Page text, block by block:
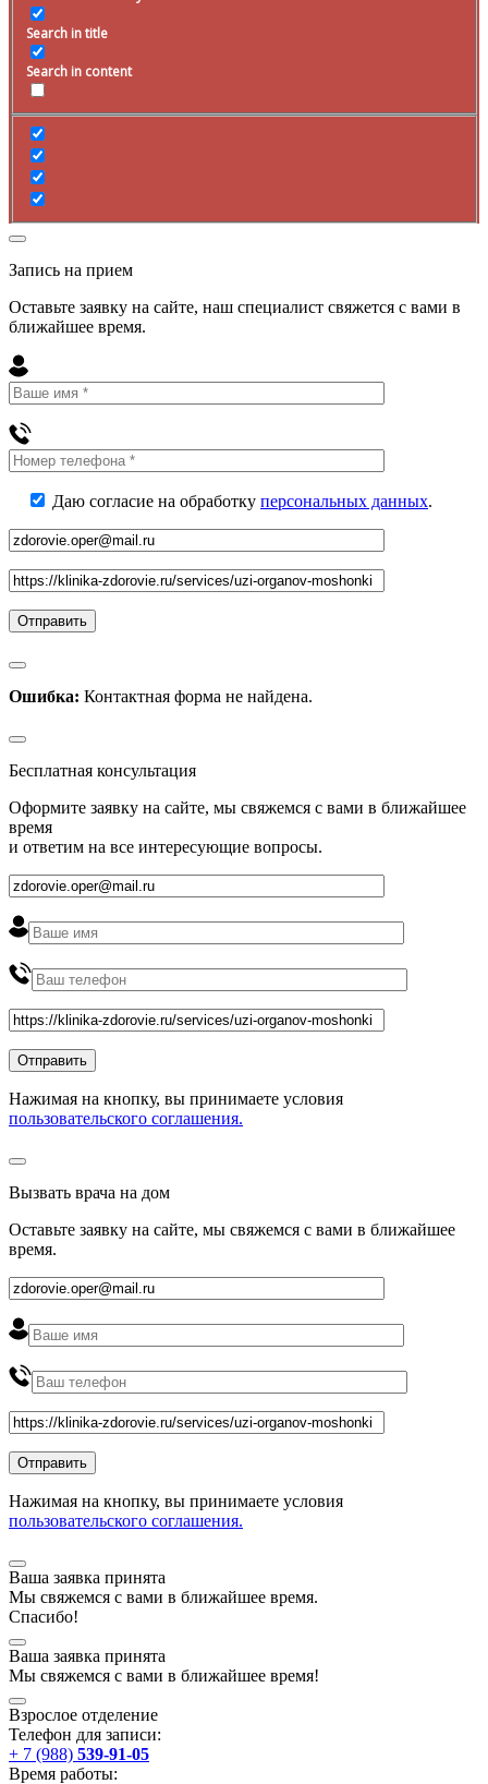
Search in title
Search in content
Запись на прием
Оставьте заявку на сайте, наш специалист свяжется с вами в
ближайшее время.
Даю согласие на обработку персональных данных.
Ошибка: Контактная форма не найдена.
Бесплатная консультация
Оформите заявку на сайте, мы свяжемся с вами в ближайшее
время
и ответим на все интересующие вопросы.
Нажимая на кнопку, вы принимаете условия
пользовательского соглашения.
Вызвать врача на дом
Оставьте заявку на сайте, мы свяжемся с вами в ближайшее
время.
Нажимая на кнопку, вы принимаете условия
пользовательского соглашения.
Ваша заявка принята
Мы свяжемся с вами в ближайшее время.
Спасибо!
Ваша заявка принята
Мы свяжемся с вами в ближайшее время!
Взрослое отделение
Телефон для записи:
+ 7 (988) 539-91-05
Время работы: